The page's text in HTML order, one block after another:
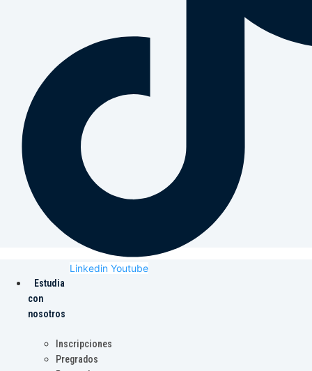
Linkedin Youtube
Estudia
con
nosotros
Inscripciones
Pregrados